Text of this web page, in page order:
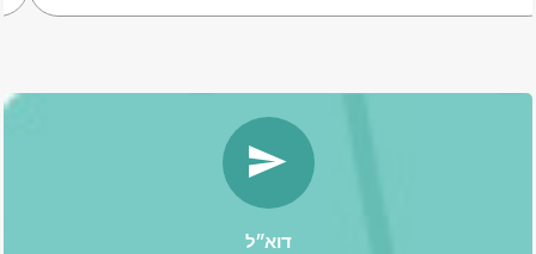
דוא״ל